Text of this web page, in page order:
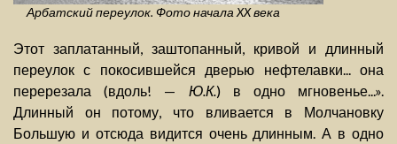
Арбатский переулок. Фото начала XX века
Этот заплатанный, заштопанный, кривой и длинный
переулок с покосившейся дверью нефтелавки... она
перерезала (вдоль! — Ю.К.) в одно мгновенье...».
Длинный он потому, что вливается в Молчановку
Большую и отсюда видится очень длинным. А в одно